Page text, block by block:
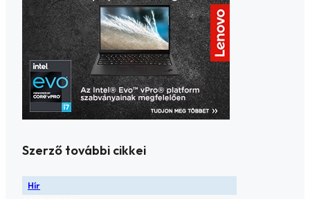
Szerző további cikkei
Hír